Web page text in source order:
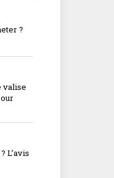
?
valise
L’avis